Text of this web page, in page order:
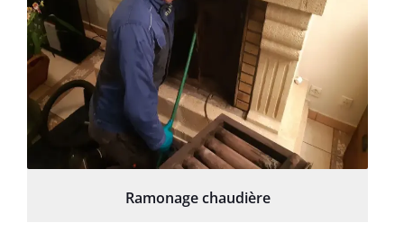
Ramonage chaudière